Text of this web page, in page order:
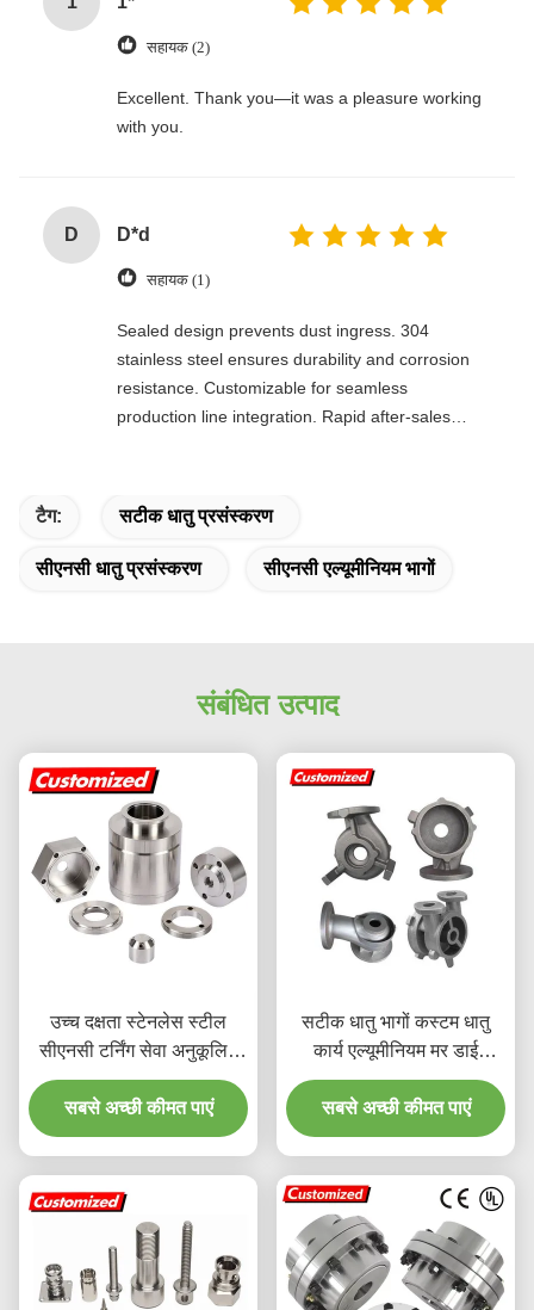
सहायक (2)
Excellent. Thank you—it was a pleasure working
with you.
D D*d
सहायक (1)
Sealed design prevents dust ingress. 304
stainless steel ensures durability and corrosion
resistance. Customizable for seamless
production line integration. Rapid after-sales
टैग: सटीक धातु प्रसंस्करण
सीएनसी धातु प्रसंस्करण सीएनसी एल्यूमीनियम भागों
संबंधित उत्पाद
उच्च दक्षता स्टेनलेस स्टील
सीएनसी टर्निंग सेवा अनुकूलित
माइक्रो मशीनिंग के साथ
सबसे अच्छी कीमत पाएं
सटीक धातु भागों कस्टम धातु
कार्य एल्यूमीनियम मर डाई
कास्टिंग सेवा
सबसे अच्छी कीमत पाएं